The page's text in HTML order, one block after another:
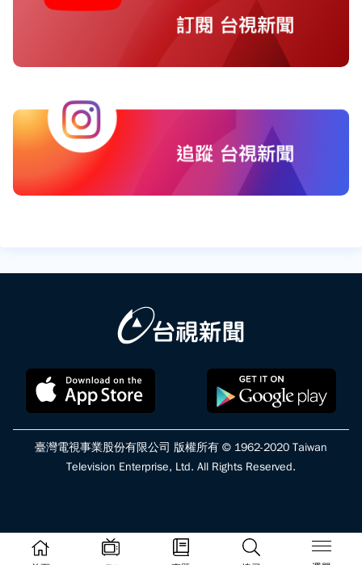
臺灣電視事業股份有限公司 版權所有 © 1962-2020 Taiwan
Television Enterprise, Ltd. All Rights Reserved.